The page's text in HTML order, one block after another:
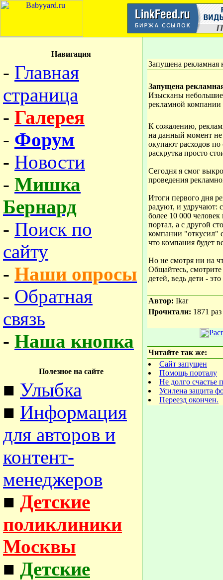
Навигация
- Главная
страница
- Галерея
- Форум
- Новости
- Мишка
Бернард
- Поиск по
сайту
- Наши опросы
- Обратная
связь
- Наша кнопка
Полезное на сайте
■ Улыбка
■ Информация
для авторов и
контент-
менеджеров
■ Детские
поликлиники
Москвы
■ Детские
Запущена рекламная
Запущена
Изысканы небольшие
рекламной компании
К сожалению,
на данный момент не
окупают расходов
раскрутка просто
Сегодня я смог
проведения
Итоги первого дня
радуют, и удручают:
более 10 000
портал, а с другой
компании "откусил"
что компания будет
Но не смотря ни на
Общайтесь,
детей, ведь дети -
Автор: Ikar
Прочитали: 1871 раз
Читайте так же:
Сайт запущен
Помощь порталу
Не долго счастье
Усилена защита
Переезд окончен.